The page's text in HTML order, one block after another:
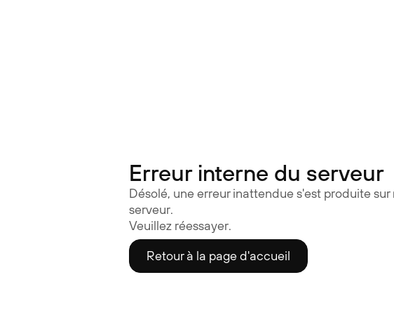
Erreur interne du serveur
Désolé, une erreur inattendue s'est produite sur
serveur.
Veuillez réessayer.
Retour à la page d'accueil